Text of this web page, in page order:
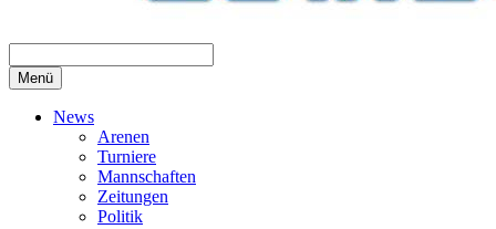
Menü
News
Arenen
Turniere
Mannschaften
Zeitungen
Politik